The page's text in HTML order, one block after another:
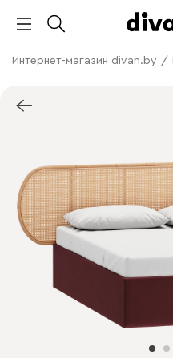
Интернет-магазин divan.by /